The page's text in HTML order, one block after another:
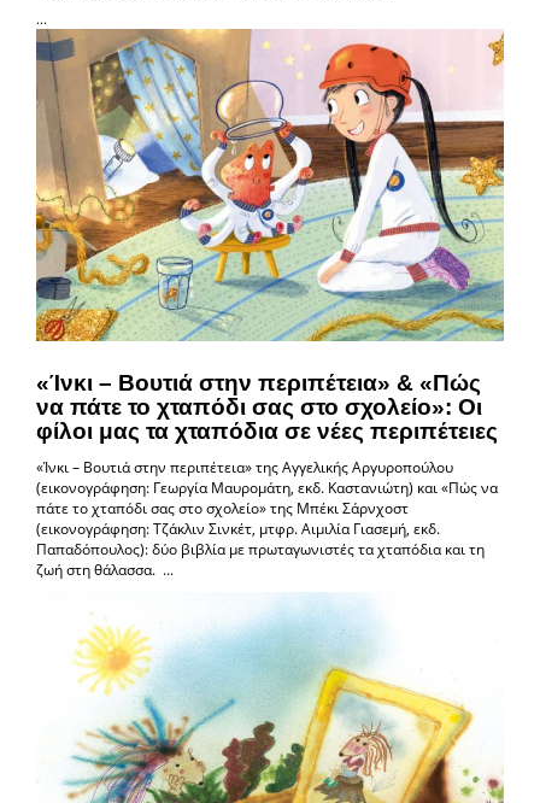
...
«Ίνκι – Βουτιά στην περιπέτεια» & «Πώς
να πάτε το χταπόδι σας στο σχολείο»: Οι
φίλοι μας τα χταπόδια σε νέες περιπέτειες
«Ίνκι – Βουτιά στην περιπέτεια» της Αγγελικής Αργυροπούλου
(εικονογράφηση: Γεωργία Μαυρομάτη, εκδ. Καστανιώτη) και «Πώς να
πάτε το χταπόδι σας στο σχολείο» της Μπέκι Σάρνχοστ
(εικονογράφηση: Τζάκλιν Σινκέτ, μτφρ. Αιμιλία Γιασεμή, εκδ.
Παπαδόπουλος): δύο βιβλία με πρωταγωνιστές τα χταπόδια και τη
ζωή στη θάλασσα. ...